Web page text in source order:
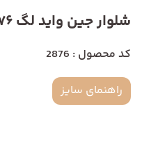
شلوار جین واید لگ 2876
کد محصول : 2876
راهنمای سایز